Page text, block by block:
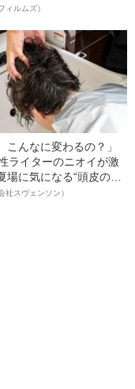
ィルムズ）
こんなに変わるの？」
ライターのニオイが激
に気になる“頭皮のニ
ベタつき”を解消す
社スヴェンソン）